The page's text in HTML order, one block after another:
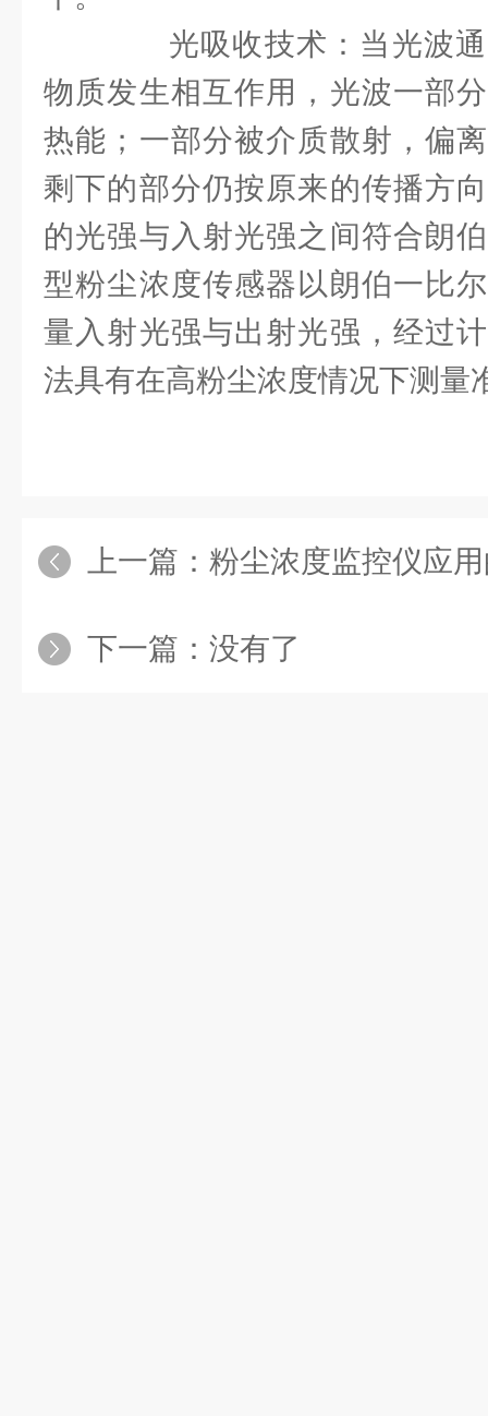
光吸收技术：当光波通
物质发生相互作用，光波一部
热能；一部分被介质散射，偏
剩下的部分仍按原来的传播方
的光强与入射光强之间符合朗
型粉尘浓度传感器以朗伯一比
量入射光强与出射光强，经过
法具有在高粉尘浓度情况下测量
上一篇： 粉尘浓度监控仪应用的
下一篇：没有了